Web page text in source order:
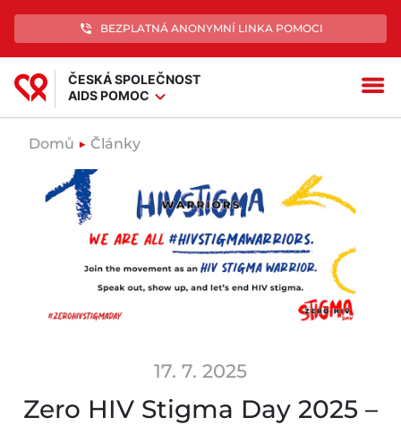
phone_in_talk BEZPLATNÁ ANONYMNÍ LINKA POMOCI
ČESKÁ SPOLEČNOST
AIDS POMOC expand_more menu
Domů ▶ Články
17. 7. 2025
Zero HIV Stigma Day 2025 –